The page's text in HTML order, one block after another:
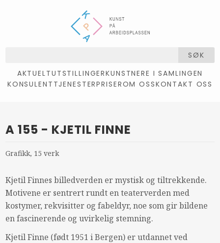
SØK
AKTUELTUTSTILLINGERKUNSTNERE I SAMLINGEN
KONSULENTTJENESTERPRISEROM OSSKONTAKT OSS
A 155 - KJETIL FINNE
Grafikk, 15 verk
Kjetil Finnes billedverden er mystisk og tiltrekkende.
Motivene er sentrert rundt en teaterverden med
kostymer, rekvisitter og fabeldyr, noe som gir bildene
en fascinerende og uvirkelig stemning.
Kjetil Finne (født 1951 i Bergen) er utdannet ved